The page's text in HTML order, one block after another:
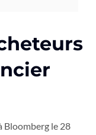
Bloomberg le 28